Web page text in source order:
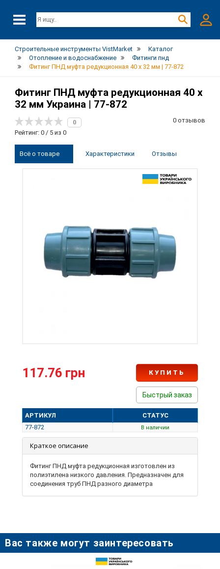
Строительные инструменты VistMarket
Каталог
Отопление и водоснабжение
Фитинги пнд
Фитинг ПНД муфта редукционная 40 х 32 мм | 77-872
Фитинг ПНД муфта редукционная 40 х
32 мм Украина | 77-872
0
Рейтинг: 0 / 5 из 0
0 отзывов
Всё о товаре Характеристики Отзывы
117.76 грн
Быстрый заказ
КУПИТЬ
АРТИКУЛ
СТАТУС
77-872
В наличии
Краткое описание
Фитинг ПНД муфта редукционная изготовлен из
полиэтилена низкого давления. Предназначен для
соединения труб ПНД разного диаметра
Вас также могут заинтересовать